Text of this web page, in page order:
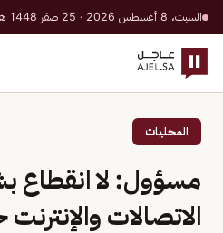
السبت، 8 أغسطس 2026 · 25 صفر 1448 هـ
المحليات
مسؤول: لا انقطاع
الاتصالات